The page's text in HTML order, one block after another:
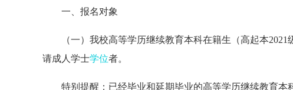
一、报名对象
（一）我校高等学历继续教育本科在籍生（高起本
请成人学士学位者。
特别提醒：已经毕业和延期毕业的高等学历继续教育本